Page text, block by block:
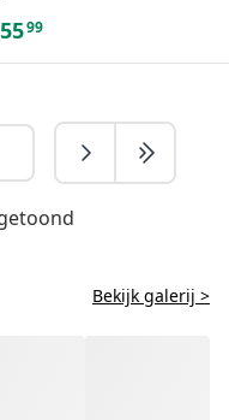
99
Bekijk galerij >